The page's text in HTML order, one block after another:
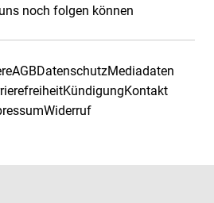
noch folgen können
AGBDatenschutzMediadaten
KündigungKontakt
Widerruf